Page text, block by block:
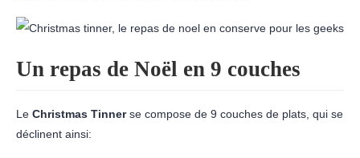
Un repas de Noël en 9 couches
Le Christmas Tinnerse compose de 9 couches de plats, qui se
déclinent ainsi: